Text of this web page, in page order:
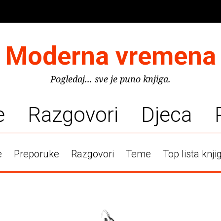
Moderna vremena
Pogledaj... sve je puno knjiga.
Razgovori Djeca
Preporuke Razgovori Teme Top lista